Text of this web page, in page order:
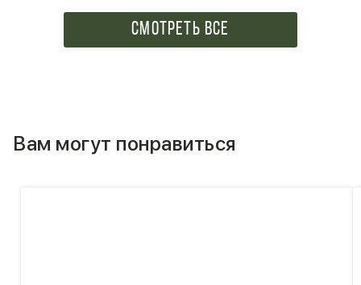
СМОТРЕТЬ ВСЕ
Вам могут понравиться